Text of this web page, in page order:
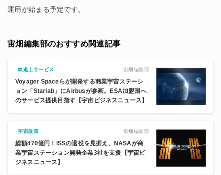
運用が始まる予定です。
宙畑編集部のおすすめ関連記事
軌道上サービス 宙畑編集部
Voyager Spaceらが開発する商業宇宙ステーシ
ョン「Starlab」にAirbusが参画。ESA加盟国へ
のサービス提供目指す【宇宙ビジネスニュース】
宇宙政策 宙畑編集部
総額470億円！ISSの退役を見据え、NASAが商
業宇宙ステーション開発企業3社を支援【宇宙ビ
ジネスニュース】